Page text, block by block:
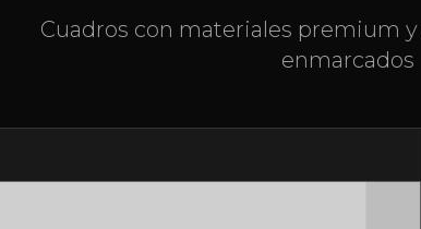
Cuadros con materiales premium
enmarcados